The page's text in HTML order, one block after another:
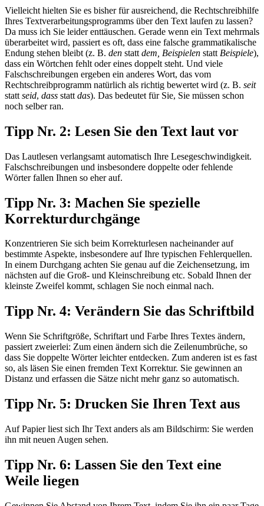
Vielleicht hielten Sie es bisher für ausreichend, die Rechtschreibhilfe
Ihres Textverarbeitungsprogramms über den Text laufen zu lassen?
Da muss ich Sie leider enttäuschen. Gerade wenn ein Text mehrmals
überarbeitet wird, passiert es oft, dass eine falsche grammatikalische
Endung stehen bleibt (z. B. den statt dem, Beispielen statt Beispiele),
dass ein Wörtchen fehlt oder eines doppelt steht. Und viele
Falschschreibungen ergeben ein anderes Wort, das vom
Rechtschreibprogramm natürlich als richtig bewertet wird (z. B. seit
statt seid, dass statt das). Das bedeutet für Sie, Sie müssen schon
noch selber ran.
Tipp Nr. 2: Lesen Sie den Text laut vor
Das Lautlesen verlangsamt automatisch Ihre Lesegeschwindigkeit.
Falschschreibungen und insbesondere doppelte oder fehlende
Wörter fallen Ihnen so eher auf.
Tipp Nr. 3: Machen Sie spezielle
Korrekturdurchgänge
Konzentrieren Sie sich beim Korrekturlesen nacheinander auf
bestimmte Aspekte, insbesondere auf Ihre typischen Fehlerquellen.
In einem Durchgang achten Sie genau auf die Zeichensetzung, im
nächsten auf die Groß- und Kleinschreibung etc. Sobald Ihnen der
kleinste Zweifel kommt, schlagen Sie noch einmal nach.
Tipp Nr. 4: Verändern Sie das Schriftbild
Wenn Sie Schriftgröße, Schriftart und Farbe Ihres Textes ändern,
passiert zweierlei: Zum einen ändern sich die Zeilenumbrüche, so
dass Sie doppelte Wörter leichter entdecken. Zum anderen ist es fast
so, als läsen Sie einen fremden Text Korrektur. Sie gewinnen an
Distanz und erfassen die Sätze nicht mehr ganz so automatisch.
Tipp Nr. 5: Drucken Sie Ihren Text aus
Auf Papier liest sich Ihr Text anders als am Bildschirm: Sie werden
ihn mit neuen Augen sehen.
Tipp Nr. 6: Lassen Sie den Text eine
Weile liegen